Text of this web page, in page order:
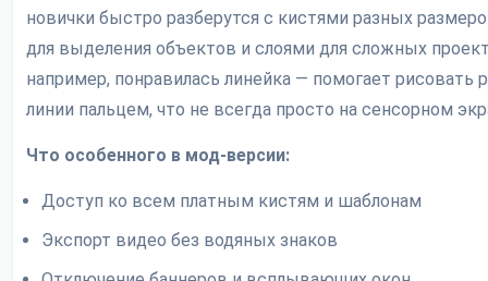
новички быстро разберутся с кистями разных
для выделения объектов и слоями для сложных
например, понравилась линейка — помогает рисовать
линии пальцем, что не всегда просто на сенсорном
Что особенного в мод-версии:
Доступ ко всем платным кистям и шаблонам
Экспорт видео без водяных знаков